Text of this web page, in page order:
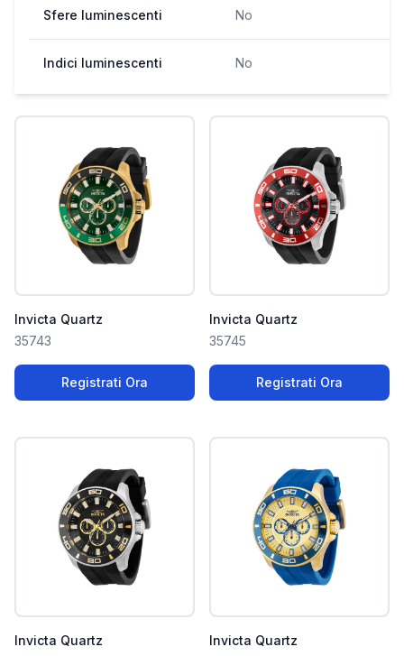
Sfere luminescenti No
Indici luminescenti No
Invicta Quartz
35743
Registrati Ora
Invicta Quartz
35745
Registrati Ora
Invicta Quartz
Invicta Quartz